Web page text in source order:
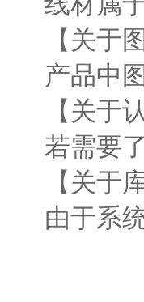
【关于
产品中
【关于
若需要
【关于
由于系